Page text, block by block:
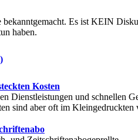
Es ist KEIN
haben.
Kosten
Dienstleistungen und schnellen
sind aber oft im Kleingedruckten